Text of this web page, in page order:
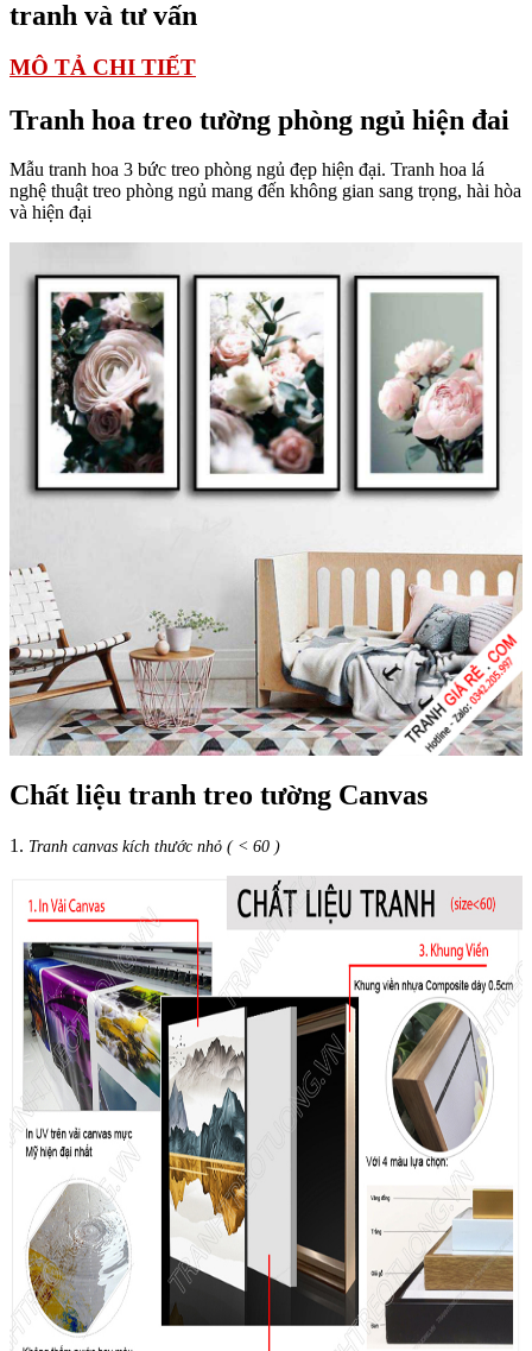
tranh và tư vấn
MÔ TẢ CHI TIẾT
Tranh hoa treo tường phòng ngủ hiện đai
Mẫu tranh hoa 3 bức treo phòng ngủ đẹp hiện đại. Tranh hoa lá
nghệ thuật treo phòng ngủ mang đến không gian sang trọng, hài hòa
và hiện đại
Chất liệu tranh treo tường Canvas
1. Tranh canvas kích thước nhỏ ( < 60 )